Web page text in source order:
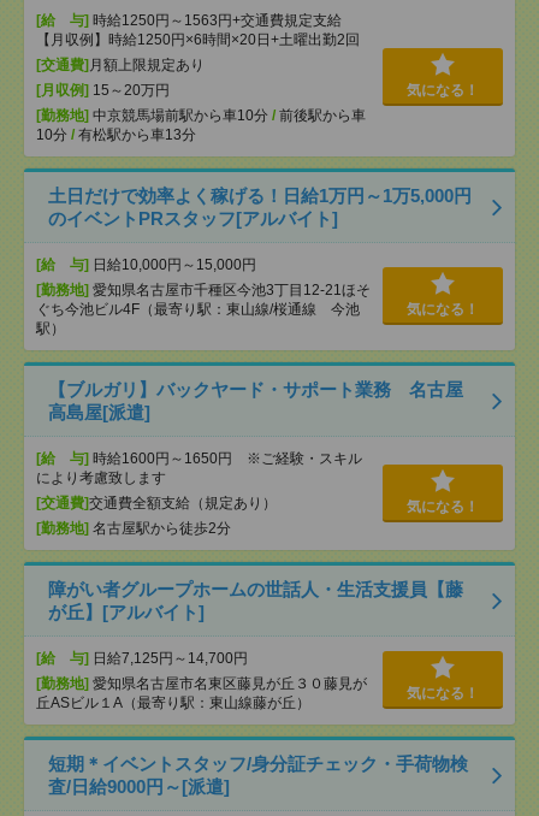
[給 与] 時給1250円～1563円+交通費規定支給
【月収例】時給1250円×6時間×20日+土曜出勤2回
[交通費] 月額上限規定あり
[月収例] 15～20万円
[勤務地] 中京競馬場前駅から車10分 / 前後駅から車
10分 / 有松駅から車13分
気になる！
土日だけで効率よく稼げる！日給1万円～1万5,000円
のイベントPRスタッフ[アルバイト]
[給 与] 日給10,000円～15,000円
[勤務地] 愛知県名古屋市千種区今池3丁目12-21ほそ
ぐち今池ビル4F（最寄り駅：東山線/桜通線 今池
駅）
気になる！
【ブルガリ】バックヤード・サポート業務 名古屋
高島屋[派遣]
[給 与] 時給1600円～1650円 ※ご経験・スキル
により考慮致します
[交通費]交通費全額支給（規定あり）
[勤務地] 名古屋駅から徒歩2分
気になる！
障がい者グループホームの世話人・生活支援員【藤
が丘】[アルバイト]
[給 与] 日給7,125円～14,700円
[勤務地] 愛知県名古屋市名東区藤見が丘３０藤見が
丘ASビル１A（最寄り駅：東山線藤が丘）
気になる！
短期＊イベントスタッフ/身分証チェック・手荷物検
査/日給9000円～[派遣]